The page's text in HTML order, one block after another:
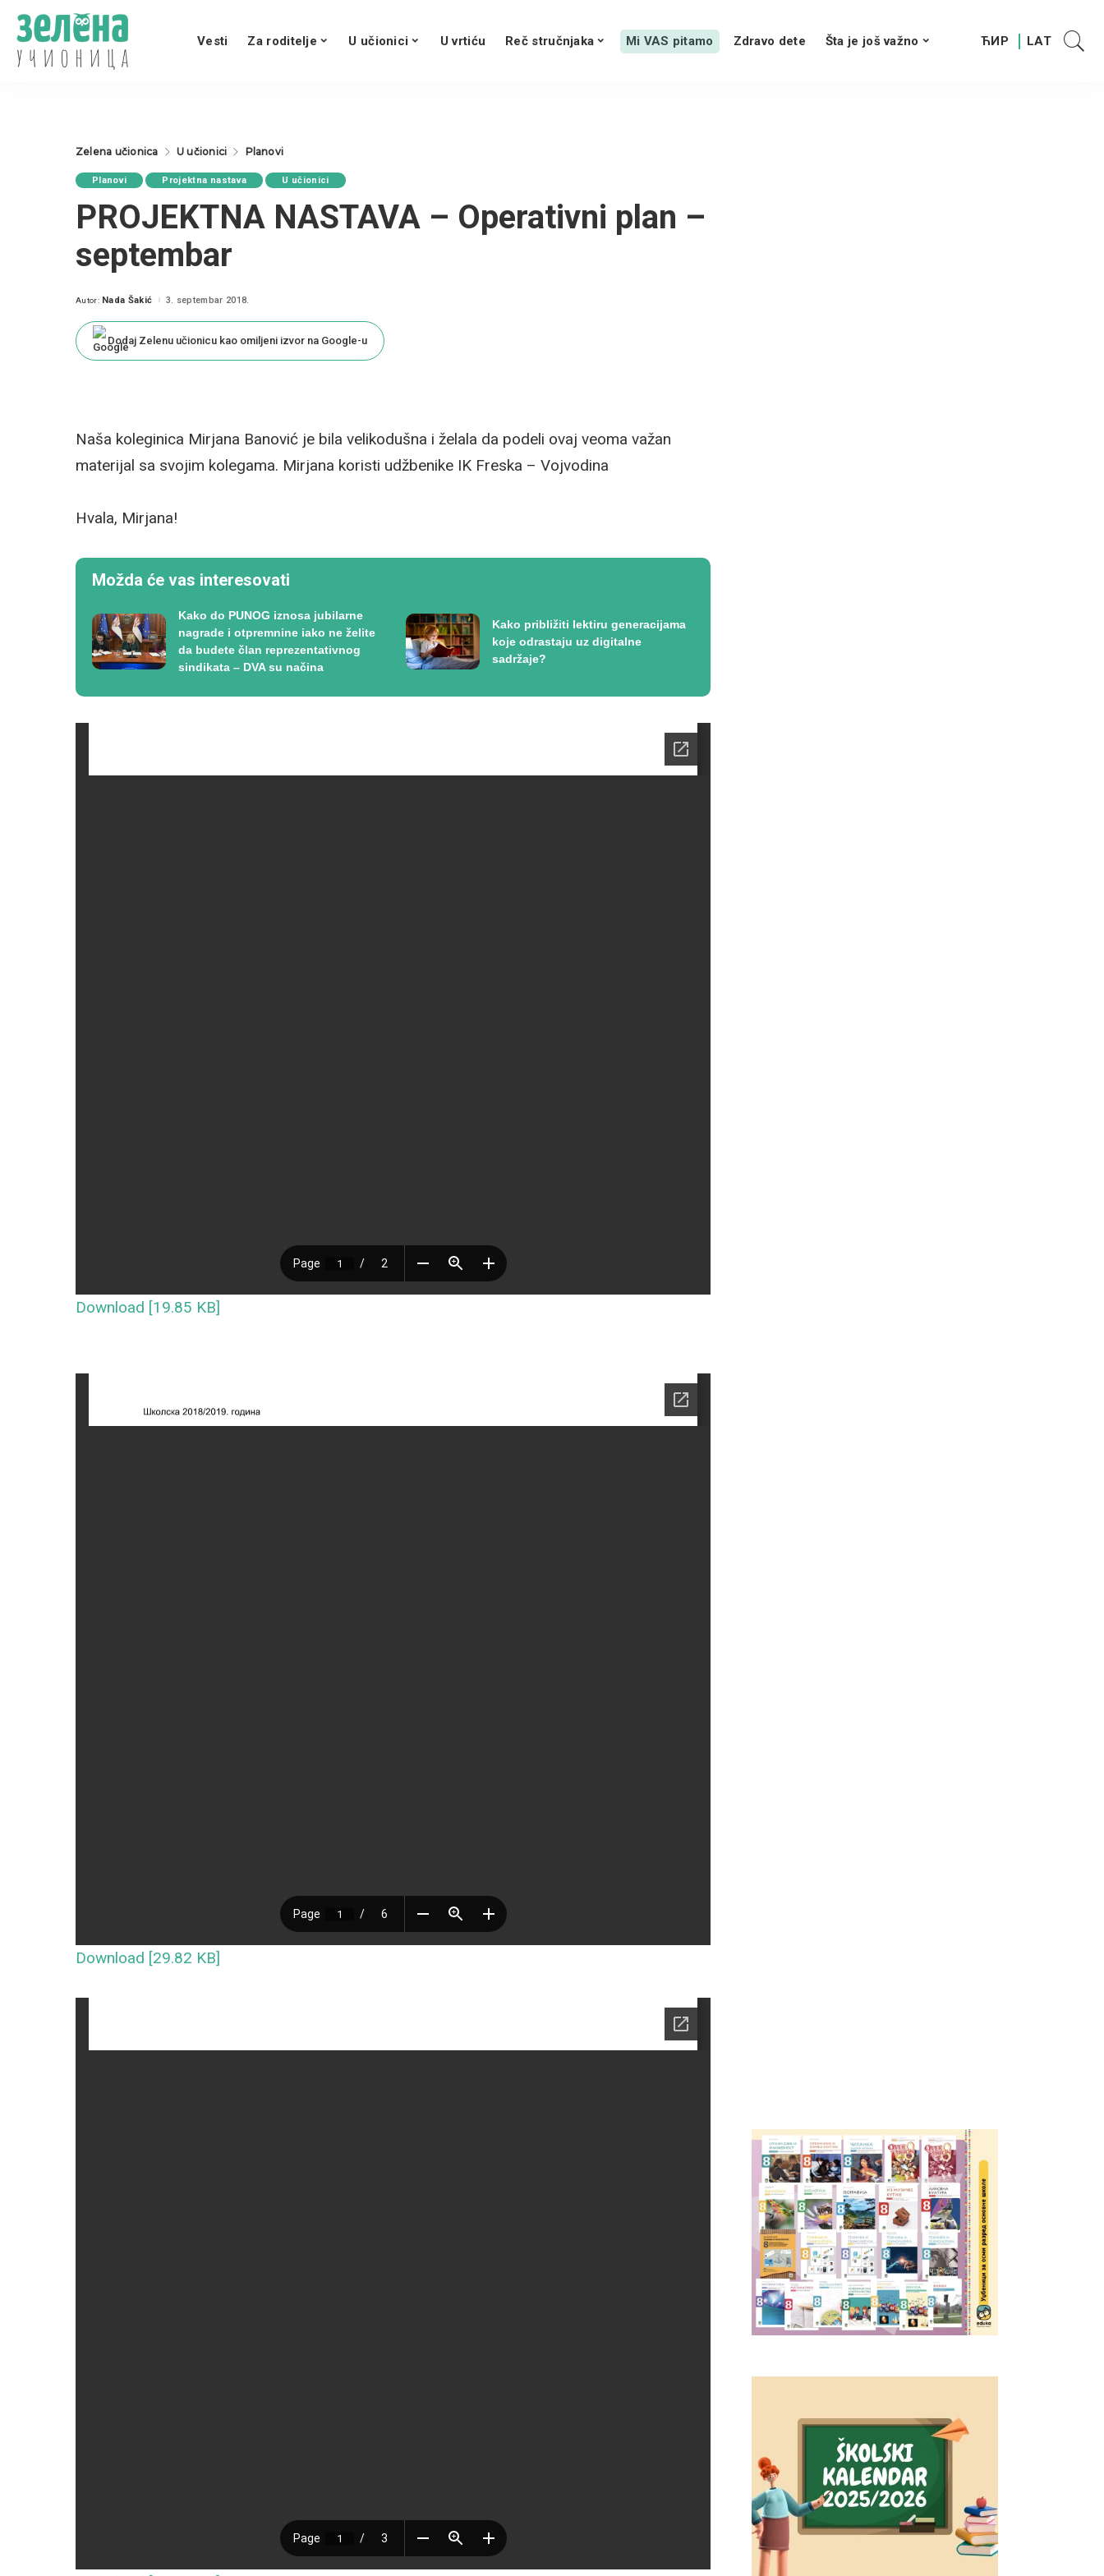
Vesti Za roditelje U učionici U vrtiću Reč stručnjaka Mi VAS pitamo Zdravo dete Šta je još važno
Zelena učionica U učionici Planovi
Planovi Projektna nastava U učionici
PROJEKTNA NASTAVA – Operativni plan –
septembar
Posted
Autor: Nada Šakić 3. septembar 2018.
Dodaj Zelenu učionicu kao omiljeni izvor na Google-u
Naša koleginica Mirjana Banović je bila velikodušna i želala da podeli ovaj veoma važan
materijal sa svojim kolegama. Mirjana koristi udžbenike IK Freska – Vojvodina
Hvala, Mirjana!
Možda će vas interesovati
Kako do PUNOG iznosa jubilarne
nagrade i otpremnine iako ne želite
da budete član reprezentativnog
sindikata – DVA su načina
Kako približiti lektiru generacijama
koje odrastaju uz digitalne
sadržaje?
Download [19.85 KB]
Download [29.82 KB]